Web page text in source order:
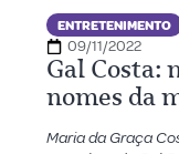
ENTRETENIMENTO
09/11/2022
Gal Costa:
nomes da
Maria da Graça